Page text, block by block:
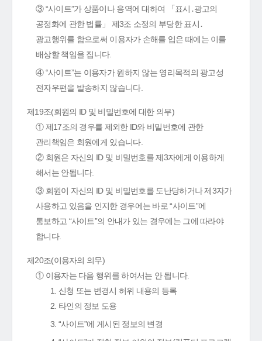
③ “사이트”가 상품이나 용역에 대하여 「표시․광고의
공정화에 관한 법률」 제3조 소정의 부당한 표시․
광고행위를 함으로써 이용자가 손해를 입은 때에는 이를
배상할 책임을 집니다.
④ “사이트”는 이용자가 원하지 않는 영리목적의 광고성
전자우편을 발송하지 않습니다.
제19조(회원의 ID 및 비밀번호에 대한 의무)
① 제17조의 경우를 제외한 ID와 비밀번호에 관한
관리책임은 회원에게 있습니다.
② 회원은 자신의 ID 및 비밀번호를 제3자에게 이용하게
해서는 안됩니다.
③ 회원이 자신의 ID 및 비밀번호를 도난당하거나 제3자가
사용하고 있음을 인지한 경우에는 바로 “사이트”에
통보하고 “사이트”의 안내가 있는 경우에는 그에 따라야
합니다.
제20조(이용자의 의무)
① 이용자는 다음 행위를 하여서는 안 됩니다.
1. 신청 또는 변경시 허위 내용의 등록
2. 타인의 정보 도용
3. “사이트”에 게시된 정보의 변경